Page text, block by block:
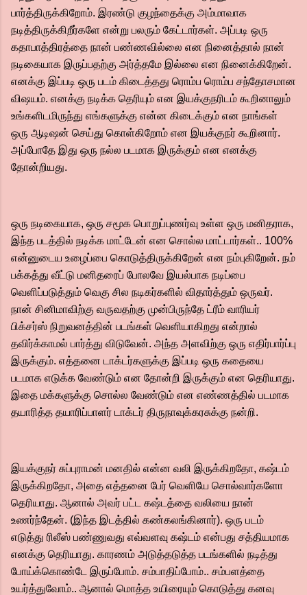
பார்த்திருக்கிறோம். இரண்டு குழந்தைக்கு அம்மாவாக
நடித்திருக்கிறீர்களே என்று பலரும் கேட்டார்கள். அப்படி ஒரு
கதாபாத்திரத்தை நான் பண்ணவில்லை என நினைத்தால் நான்
நடிகையாக இருப்பதற்கு அர்த்தமே இல்லை என நினைக்கிறேன்.
எனக்கு இப்படி ஒரு படம் கிடைத்தது ரொம்ப ரொம்ப சந்தோசமான
விஷயம். எனக்கு நடிக்க தெரியும் என இயக்குநரிடம் கூறினாலும்
உங்களிடமிருந்து எங்களுக்கு என்ன கிடைக்கும் என நாங்கள்
ஒரு ஆடிஷன் செய்து கொள்கிறோம் என இயக்குநர் கூறினார்.
அப்போதே இது ஒரு நல்ல படமாக இருக்கும் என எனக்கு
தோன்றியது.
ஒரு நடிகையாக, ஒரு சமூக பொறுப்புணர்வு உள்ள ஒரு மனிதராக,
இந்த படத்தில் நடிக்க மாட்டேன் என சொல்ல மாட்டார்கள்.. 100%
என்னுடைய உழைப்பை கொடுத்திருக்கிறேன் என நம்புகிறேன். நம்
பக்கத்து வீட்டு மனிதரைப் போலவே இயல்பாக நடிப்பை
வெளிப்படுத்தும் வெகு சில நடிகர்களில் விதார்த்தும் ஒருவர்.
நான் சினிமாவிற்கு வருவதற்கு முன்பிருந்தே ட்ரீம் வாரியர்
பிக்சர்ஸ் நிறுவனத்தின் படங்கள் வெளியாகிறது என்றால்
தவிர்க்காமல் பார்த்து விடுவேன். அந்த அளவிற்கு ஒரு எதிர்பார்ப்பு
இருக்கும். எத்தனை டாக்டர்களுக்கு இப்படி ஒரு கதையை
படமாக எடுக்க வேண்டும் என தோன்றி இருக்கும் என தெரியாது.
இதை மக்களுக்கு சொல்ல வேண்டும் என எண்ணத்தில் படமாக
தயாரித்த தயாரிப்பாளர் டாக்டர் திருநாவுக்கரசுக்கு நன்றி.
இயக்குநர் சுப்புராமன் மனதில் என்ன வலி இருக்கிறதோ, கஷ்டம்
இருக்கிறதோ, அதை எத்தனை பேர் வெளியே சொல்வார்களோ
தெரியாது. ஆனால் அவர் பட்ட கஷ்டத்தை வலியை நான்
உணர்ந்தேன். (இந்த இடத்தில் கண்கலங்கினார்). ஒரு படம்
எடுத்து ரிலீஸ் பண்ணுவது எவ்வளவு கஷ்டம் என்பது சத்தியமாக
எனக்கு தெரியாது. காரணம் அடுத்தடுத்த படங்களில் நடித்து
போய்க்கொண்டே இருப்போம். சம்பாதிப்போம்.. சம்பளத்தை
உயர்த்துவோம்.. ஆனால் மொத்த உயிரையும் கொடுத்து கனவு